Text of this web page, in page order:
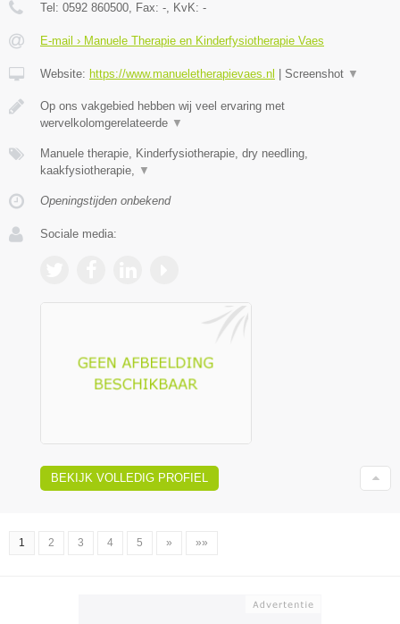
Tel: 0592 860500, Fax: -, KvK: -
E-mail › Manuele Therapie en Kinderfysiotherapie Vaes
Website: https://www.manueletherapievaes.nl Screenshot ▼
Op ons vakgebied hebben wij veel ervaring met
wervelkolomgerelateerde ▼
Manuele therapie, Kinderfysiotherapie, dry needling,
kaakfysiotherapie, ▼
Openingstijden onbekend
Sociale media:
BEKIJK VOLLEDIG PROFIEL
1 2 3 4 5 » »»